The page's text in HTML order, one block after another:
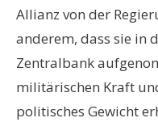
Allianz von der
anderem, dass sie in
Zentralbank
militärischen Kraft
politisches Gewicht